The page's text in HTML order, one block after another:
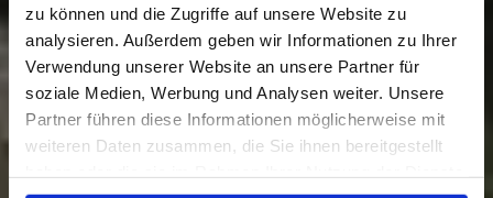
zu können und die Zugriffe auf unsere Website zu
analysieren. Außerdem geben wir Informationen zu Ihrer
Verwendung unserer Website an unsere Partner für
soziale Medien, Werbung und Analysen weiter. Unsere
Partner führen diese Informationen möglicherweise mit
weiteren Daten zusammen, die Sie ihnen bereitgestellt
Der Park
EIN RÜCKZUGSORT DER SCHÖNHEIT UND
RUHE IM HERZEN VON FORTE DEI MARMI